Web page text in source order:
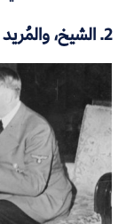
2. الشيخ، والمُريد